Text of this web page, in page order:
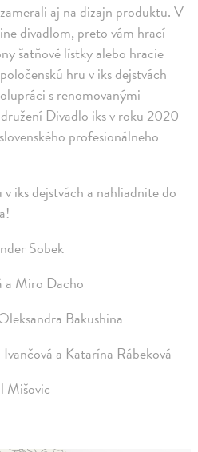
aj na dizajn produktu. V
divadlom, preto vám hrací
šatňové lístky alebo hracie
hru v iks dejstvách
s renomovanými
Divadlo iks v roku 2020
profesionálneho
iks dejstvách a nahliadnite do
Sobek
a Miro Dacho
Bakushina
a Katarína Rábeková
Mišovic